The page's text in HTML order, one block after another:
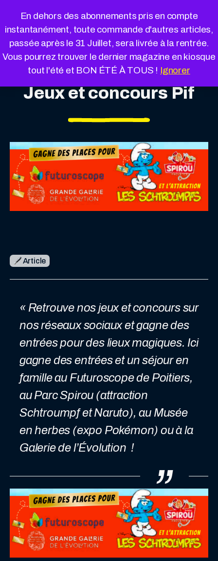
En dehors des abonnements pris en compte
instantanément, toute commande d'autres articles,
passée après le 31 Juillet, sera livrée à la rentrée.
Vous pourrez trouver le dernier magazine en kiosque
tout l'été et BON ÉTÉ À TOUS ! Ignorer
Jeux et concours Pif
Article
« Retrouve nos jeux et concours sur
nos réseaux sociaux et gagne des
entrées pour des lieux magiques. Ici
gagne des entrées et un séjour en
famille au Futuroscope de Poitiers,
au Parc Spirou (attraction
Schtroumpf et Naruto), au Musée
en herbes (expo Pokémon) ou à la
Galerie de l’Évolution !